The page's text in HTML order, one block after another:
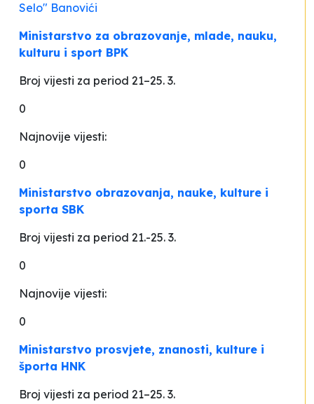
Selo" Banovići
Ministarstvo za obrazovanje, mlade, nauku,
kulturu i sport BPK
Broj vijesti za period 21–25. 3.
0
Najnovije vijesti:
0
Ministarstvo obrazovanja, nauke, kulture i
sporta SBK
Broj vijesti za period 21.-25. 3.
0
Najnovije vijesti:
0
Ministarstvo prosvjete, znanosti, kulture i
športa HNK
Broj vijesti za period 21–25. 3.